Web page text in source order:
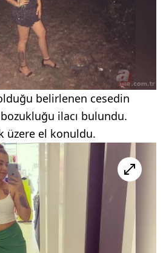
belirlenen cesedin
ilacı bulundu.
üzere el konuldu.